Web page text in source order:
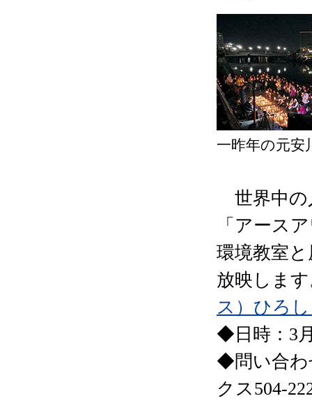
一昨年の元安
世界中の
「アース
環境教室
放映しま
ス）ひろ
◆日時：3
◆問い合わ
クス504-